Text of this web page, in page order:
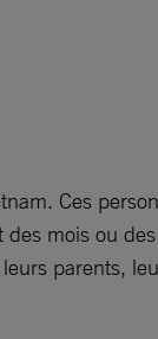
Ces
mois ou
parents,